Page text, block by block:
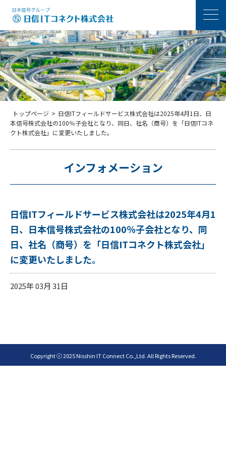
メニ
トップページ > 日信ITフィールドサービス株式会社は2025年4月1日、日
本信号株式会社の100％子会社となり、同日、社名（商号）を「日信ITコネ
クト株式会社」に変更いたしました。
インフォメーション
日信ITフィールドサービス株式会社は2025年4月1
日、日本信号株式会社の100％子会社となり、同
日、社名（商号）を「日信ITコネクト株式会社」
に変更いたしました。
2025年 03月 31日
Copyright ⓒ 2025 Nisshin IT Connect Co.,Ltd. All Rights Reserved.